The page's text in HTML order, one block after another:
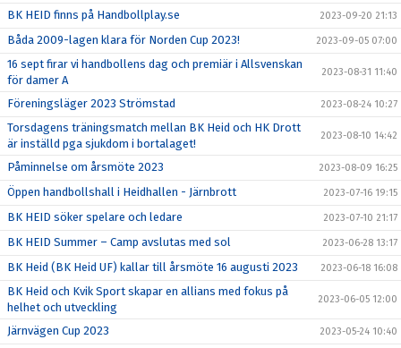
BK HEID finns på Handbollplay.se 2023-09-20 21:13
Båda 2009-lagen klara för Norden Cup 2023! 2023-09-05 07:00
16 sept firar vi handbollens dag och premiär i Allsvenskan
för damer A
2023-08-31 11:40
Föreningsläger 2023 Strömstad 2023-08-24 10:27
Torsdagens träningsmatch mellan BK Heid och HK Drott
är inställd pga sjukdom i bortalaget!
2023-08-10 14:42
Påminnelse om årsmöte 2023 2023-08-09 16:25
Öppen handbollshall i Heidhallen - Järnbrott 2023-07-16 19:15
BK HEID söker spelare och ledare 2023-07-10 21:17
BK HEID Summer – Camp avslutas med sol 2023-06-28 13:17
BK Heid (BK Heid UF) kallar till årsmöte 16 augusti 2023 2023-06-18 16:08
BK Heid och Kvik Sport skapar en allians med fokus på
helhet och utveckling
2023-06-05 12:00
Järnvägen Cup 2023 2023-05-24 10:40